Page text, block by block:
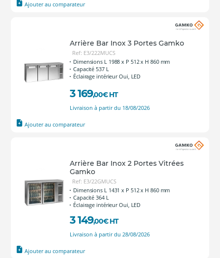
Ajouter au comparateur
Arrière Bar Inox 3 Portes Gamko
Ref: E3/222MUCS
Dimensions L 1988 x P 512 x H 860 mm
Capacité 537 L
Éclairage intérieur Oui, LED
3 169,00€ HT
Livraison à partir du 18/08/2026
Ajouter au comparateur
Arrière Bar Inox 2 Portes Vitrées
Gamko
Ref: E3/22GMUCS
Dimensions L 1431 x P 512 x H 860 mm
Capacité 364 L
Éclairage intérieur Oui, LED
3 149,00€ HT
Livraison à partir du 28/08/2026
Ajouter au comparateur